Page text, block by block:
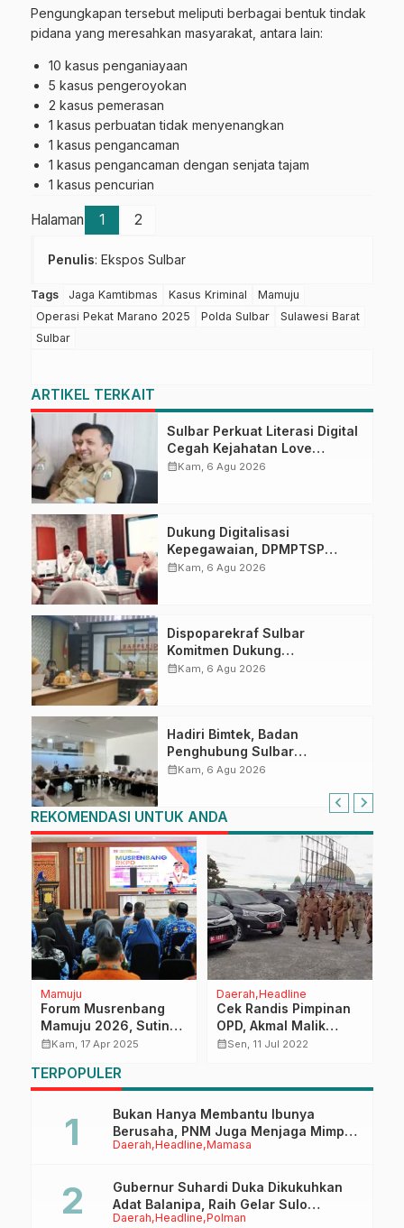
Pengungkapan tersebut meliputi berbagai bentuk tindak
pidana yang meresahkan masyarakat, antara lain:
10 kasus penganiayaan
5 kasus pengeroyokan
2 kasus pemerasan
1 kasus perbuatan tidak menyenangkan
1 kasus pengancaman
1 kasus pengancaman dengan senjata tajam
1 kasus pencurian
Halaman 1 2
Penulis: Ekspos Sulbar
Tags Jaga Kamtibmas Kasus Kriminal
Mamuju
Operasi Pekat Marano 2025
Polda Sulbar
Sulawesi Barat
Sulbar
ARTIKEL TERKAIT
Sulbar Perkuat Literasi Digital
Cegah Kejahatan Love
Scamming
calendar_monthKam, 6 Agu 2026
Dukung Digitalisasi
Kepegawaian, DPMPTSP
Sulbar Siap Terapkan Aplikasi
calendar_monthKam, 6 Agu 2026
Dispoparekraf Sulbar
Komitmen Dukung
Penyusunan RAD TPB/SDGs
calendar_monthKam, 6 Agu 2026
Hadiri Bimtek, Badan
Penghubung Sulbar
Tingkatkan Kompetensi ASN
PPN Gunakan Aplikasi Coretax
calendar_monthKam, 6 Agu 2026
REKOMENDASI UNTUK ANDA
Mamuju
Forum Musrenbang
Mamuju 2026, Sutinah
Titip Harapan ke
calendar_monthKam, 17 Apr 2025
Daerah Headline
Cek Randis Pimpinan
OPD, Akmal Malik
Minta Pelayanan Lebih
calendar_monthSen, 11 Jul 2022
TERPOPULER
Daerah Headline Mamasa
Bukan Hanya Membantu Ibunya
Berusaha, PNM Juga Menjaga Mimpi
Anaknya Untuk Menggapai Cita-Cita
Daerah Headline Polman
Gubernur Suhardi Duka Dikukuhkan
Adat Balanipa, Raih Gelar Sulo
Tappidena